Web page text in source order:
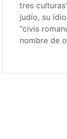
tres
judío, su
“civis
nombre de